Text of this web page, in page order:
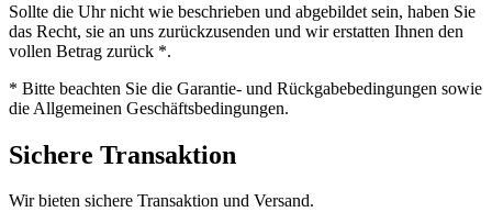
Sollte die Uhr nicht wie beschrieben und abgebildet sein, haben Sie
das Recht, sie an uns zurückzusenden und wir erstatten Ihnen den
vollen Betrag zurück *.
* Bitte beachten Sie die Garantie- und Rückgabebedingungen sowie
die Allgemeinen Geschäftsbedingungen.
Sichere Transaktion
Wir bieten sichere Transaktion und Versand.